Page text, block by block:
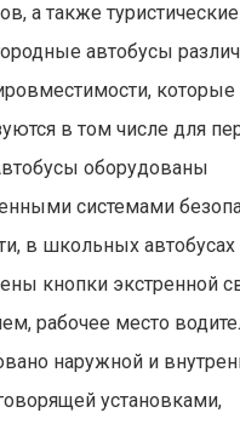
а также
автобусы
которые
в том числе для
оборудованы
системами
в школьных автобусах
кнопки экстренной
рабочее место
наружной и
установками,